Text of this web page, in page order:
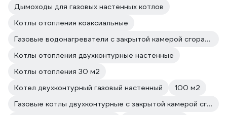
Дымоходы для газовых настенных котлов
Котлы отопления коаксиальные
Газовые водонагреватели с закрытой камерой сгорания
Котлы отопления двухконтурные настенные
Котлы отопления 30 м2
Котел двухконтурный газовый настенный
100 м2
Газовые котлы двухконтурные с закрытой камерой сгорания